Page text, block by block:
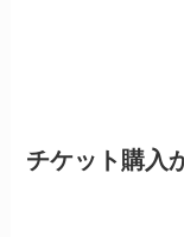
チケット購入